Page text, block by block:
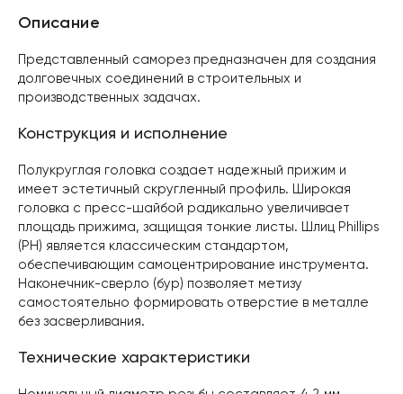
Описание
Представленный саморез предназначен для создания
долговечных соединений в строительных и
производственных задачах.
Конструкция и исполнение
Полукруглая головка создает надежный прижим и
имеет эстетичный скругленный профиль. Широкая
головка с пресс-шайбой радикально увеличивает
площадь прижима, защищая тонкие листы. Шлиц Phillips
(PH) является классическим стандартом,
обеспечивающим самоцентрирование инструмента.
Наконечник-сверло (бур) позволяет метизу
самостоятельно формировать отверстие в металле
без засверливания.
Технические характеристики